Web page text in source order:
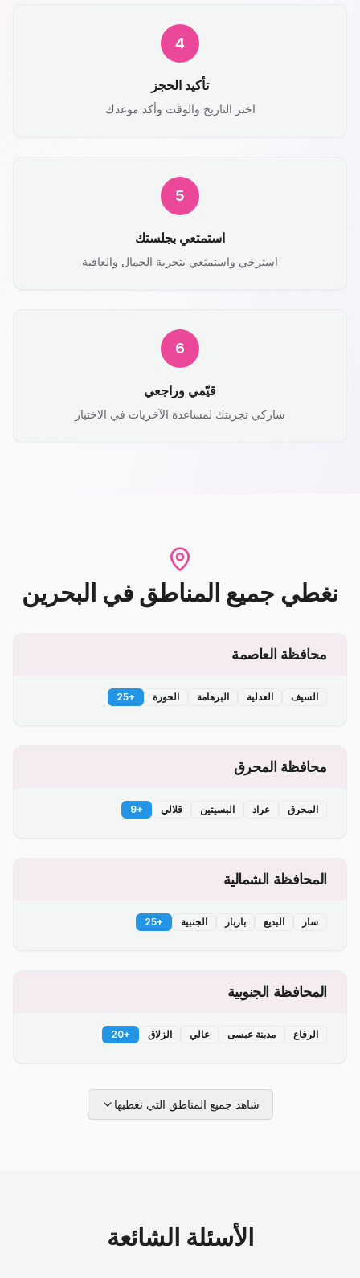
4
تأكيد الحجز
اختر التاريخ والوقت وأكد موعدك
5
استمتعي بجلستك
استرخي واستمتعي بتجربة الجمال والعافية
6
قيّمي وراجعي
شاركي تجربتك لمساعدة الآخريات في الاختيار
نغطي جميع المناطق في البحرين
محافظة العاصمة
السيف العدلية البرهامة الحورة +
25
محافظة المحرق
المحرق عراد البسيتين قلالي +
9
المحافظة الشمالية
سار البديع باربار الجنبية +
25
المحافظة الجنوبية
الرفاع مدينة عيسى عالي الزلاق +
20
شاهد جميع المناطق التي نغطيها
الأسئلة الشائعة